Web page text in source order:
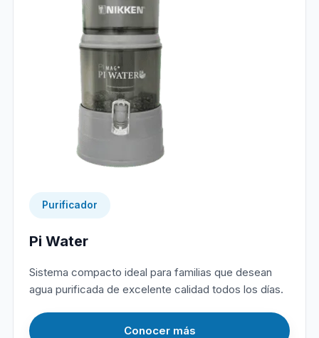
Purificador
Pi Water
Sistema compacto ideal para familias que desean
agua purificada de excelente calidad todos los días.
Conocer más